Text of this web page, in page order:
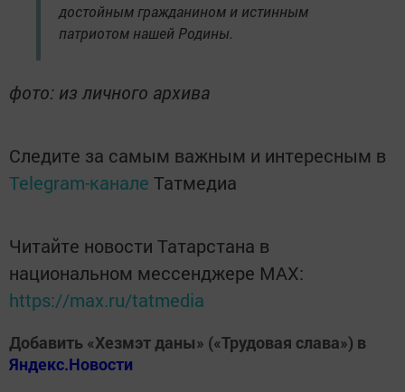
достойным гражданином и истинным
патриотом нашей Родины.
фото: из личного архива
Следите за самым важным и интересным в
Telegram-канале Татмедиа
Читайте новости Татарстана в
национальном мессенджере MАХ:
https://max.ru/tatmedia
Добавить «Хезмэт даны» («Трудовая слава») в
Яндекс.Новости